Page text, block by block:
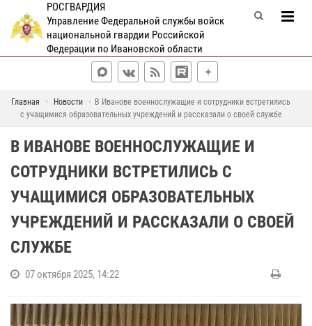
РОСГВАРДИЯ
Управление Федеральной службы войск
национальной гвардии Российской
Федерации по Ивановской области
Главная Новости
В Иванове военнослужащие и сотрудники встретились
с учащимися образовательных учреждений и рассказали о своей службе
В ИВАНОВЕ ВОЕННОСЛУЖАЩИЕ И
СОТРУДНИКИ ВСТРЕТИЛИСЬ С
УЧАЩИМИСЯ ОБРАЗОВАТЕЛЬНЫХ
УЧРЕЖДЕНИЙ И РАССКАЗАЛИ О СВОЕЙ
СЛУЖБЕ
07 октября 2025, 14:22